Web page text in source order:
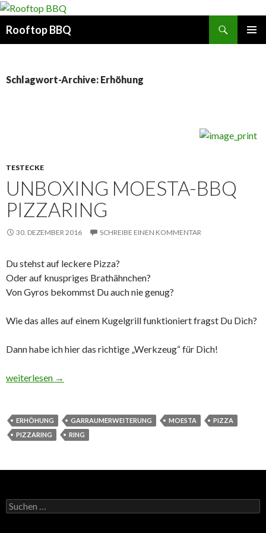
Rooftop BBQ
Schlagwort-Archive: Erhöhung
TESTECKE
UNBOXING MOESTA-BBQ
PIZZARING
30. DEZEMBER 2016 SCHREIBE EINEN KOMMENTAR
Du stehst auf leckere Pizza?
Oder auf knuspriges Brathähnchen?
Von Gyros bekommst Du auch nie genug?
Wie das alles auf einem Kugelgrill funktioniert fragst Du Dich?
Dann habe ich hier das richtige „Werkzeug“ für Dich!
Unboxing Moesta-BBQ Pizzaring
weiterlesen →
ERHÖHUNG GARRAUMERWEITERUNG MOESTA
PIZZA
PIZZARING
RING
Suchen
nach: